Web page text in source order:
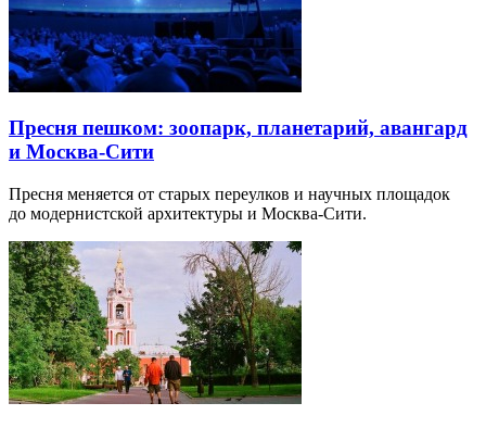
Пресня пешком: зоопарк, планетарий, авангард
и Москва-Сити
Пресня меняется от старых переулков и научных площадок
до модернистской архитектуры и Москва-Сити.